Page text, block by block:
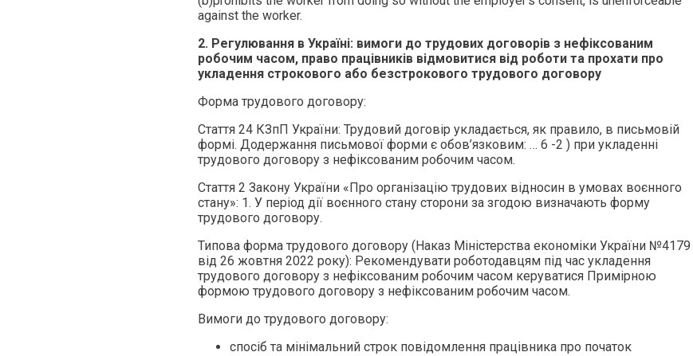
against the worker.
2. Регулювання в Україні: вимоги до трудових договорів з нефіксованим
робочим часом, право працівників відмовитися від роботи та прохати про
укладення строкового або безстрокового трудового договору
Форма трудового договору:
Стаття 24 КЗпП України: Трудовий договір укладається, як правило, в письмовій
формі. Додержання письмової форми є обов’язковим: … 6 -2 ) при укладенні
трудового договору з нефіксованим робочим часом.
Стаття 2 Закону України «Про організацію трудових відносин в умовах воєнного
стану»: 1. У період дії воєнного стану сторони за згодою визначають форму
трудового договору.
Типова форма трудового договору (Наказ Міністерства економіки України №4179
від 26 жовтня 2022 року): Рекомендувати роботодавцям під час укладення
трудового договору з нефіксованим робочим часом керуватися Примірною
формою трудового договору з нефіксованим робочим часом.
Вимоги до трудового договору:
спосіб та мінімальний строк повідомлення працівника про початок